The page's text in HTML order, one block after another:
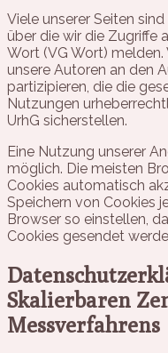
Viele unserer Seiten
über die wir die Zugriffe
Wort (VG Wort)
unsere Autoren an den
partizipieren, die die
Nutzungen
UrhG sicherstellen.
Eine Nutzung unserer
möglich. Die meisten
Cookies automatisch
Speichern von Cookies
Browser so einstellen,
Cookies gesendet
Skalierbaren
Messverfahrens